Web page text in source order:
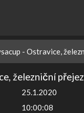
- Ostravice,
železniční
25.1.2020
10:00:08